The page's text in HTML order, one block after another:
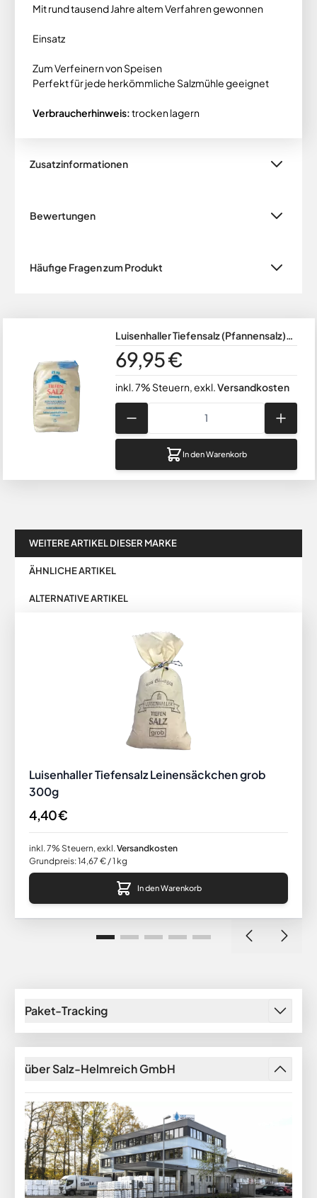
Paket-Tracking
über Salz-Helmreich GmbH
Mit rund tausend Jahre altem Verfahren gewonnen
Einsatz
Zum Verfeinern von Speisen
Perfekt für jede herkömmliche Salzmühle geeignet
Verbraucherhinweis:trocken lagern
Zusatzinformationen
Bewertungen
Häufige Fragen zum Produkt
Luisenhaller Tiefensalz (Pfannensalz)
grob 25kg Körnung 2 aus Natursole -
1,00-3,15 mm
69,95 €
inkl. 7% Steuern,exkl.Versandkosten
Menge
In den Warenkorb
WEITERE ARTIKEL DIESER MARKE
ÄHNLICHE ARTIKEL
ALTERNATIVE ARTIKEL
Luisenhaller Tiefensalz Leinensäckchen grob
300g
4,40 €
inkl. 7% Steuern, exkl. Versandkosten
Grundpreis:14,67 € / 1 kg
In den Warenkorb